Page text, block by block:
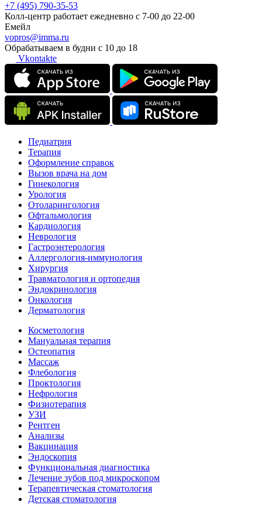
+7 (495) 790-35-53
Колл-центр работает ежедневно с 7-00 до 22-00
Емейл
vopros@imma.ru
Обрабатываем в будни с 10 до 18
Vkontakte
Педиатрия
Терапия
Оформление справок
Вызов врача на дом
Гинекология
Урология
Отоларингология
Офтальмология
Кардиология
Неврология
Гастроэнтерология
Аллергология-иммунология
Хирургия
Травматология и ортопедия
Эндокринология
Онкология
Дерматология
Косметология
Мануальная терапия
Остеопатия
Массаж
Флебология
Проктология
Нефрология
Физиотерапия
УЗИ
Рентген
Анализы
Вакцинация
Эндоскопия
Функциональная диагностика
Лечение зубов под микроскопом
Терапевтическая стоматология
Детская стоматология